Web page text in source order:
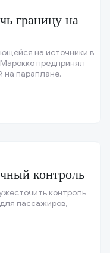
границу на
на источники в
предпринял
на параплане.
контроль
контроль
пассажиров,